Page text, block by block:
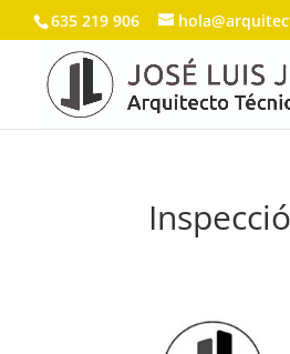
635 219 906